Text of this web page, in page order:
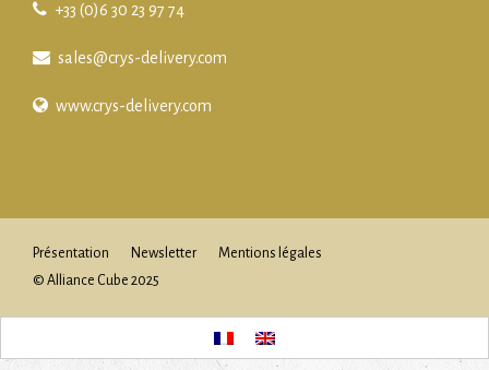
+33 (0)6 30 23 97 74
sales@crys-delivery.com
www.crys-delivery.com
Présentation Newsletter
Mentions légales
© Alliance Cube 2025